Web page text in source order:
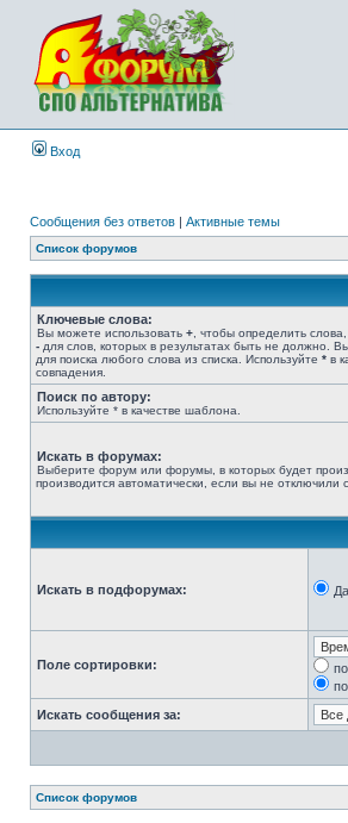
Вход
Сообщения без ответов | Активные темы
Список форумов
Ключевые слова:
Вы можете использовать + , чтобы определить
- для слов, которых в результатах быть не должно.
для поиска любого слова из списка. Используйте * в
совпадения.
Поиск по автору:
Используйте * в качестве шаблона.
Искать в форумах:
Выберите форум или форумы, в которых будет
производится автоматически, если вы не
Искать в подфорумах: Да
Поле сортировки:
Искать сообщения за:
Список форумов